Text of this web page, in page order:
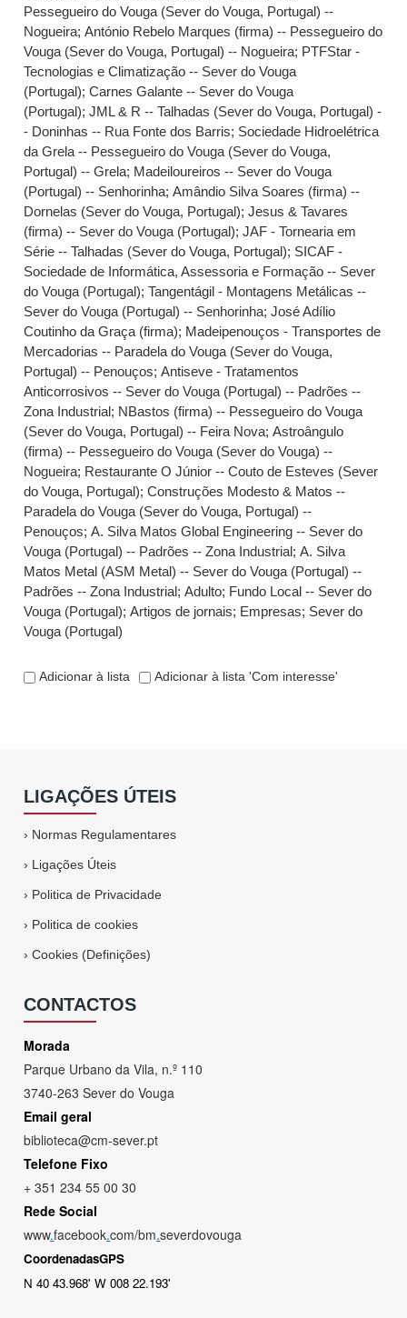
Pessegueiro do Vouga (Sever do Vouga, Portugal) --
Nogueira;António Rebelo Marques (firma) -- Pessegueiro do
Vouga (Sever do Vouga, Portugal) -- Nogueira; PTFStar -
Tecnologias e Climatização -- Sever do Vouga
(Portugal);Carnes Galante -- Sever do Vouga
(Portugal);JML & R -- Talhadas (Sever do Vouga, Portugal) -
- Doninhas -- Rua Fonte dos Barris; Sociedade Hidroelétrica
da Grela -- Pessegueiro do Vouga (Sever do Vouga,
Portugal) -- Grela; Madeiloureiros -- Sever do Vouga
(Portugal) -- Senhorinha;Amândio Silva Soares (firma) --
Dornelas (Sever do Vouga, Portugal);Jesus & Tavares
(firma) -- Sever do Vouga (Portugal);JAF - Tornearia em
Série -- Talhadas (Sever do Vouga, Portugal); SICAF -
Sociedade de Informática, Assessoria e Formação -- Sever
do Vouga (Portugal);Tangentágil - Montagens Metálicas --
Sever do Vouga (Portugal) -- Senhorinha;José Adílio
Coutinho da Graça (firma); Madeipenouços - Transportes de
Mercadorias -- Paradela do Vouga (Sever do Vouga,
Portugal) -- Penouços;Antiseve - Tratamentos
Anticorrosivos -- Sever do Vouga (Portugal) -- Padrões --
Zona Industrial; NBastos (firma) -- Pessegueiro do Vouga
(Sever do Vouga, Portugal) -- Feira Nova;Astroângulo
(firma) -- Pessegueiro do Vouga (Sever do Vouga) --
Nogueira; Restaurante O Júnior -- Couto de Esteves (Sever
do Vouga, Portugal);Construções Modesto & Matos --
Paradela do Vouga (Sever do Vouga, Portugal) --
Penouços;A. Silva Matos Global Engineering -- Sever do
Vouga (Portugal) -- Padrões -- Zona Industrial;A. Silva
Matos Metal (ASM Metal) -- Sever do Vouga (Portugal) --
Padrões -- Zona Industrial;Adulto; Fundo Local -- Sever do
Vouga (Portugal);Artigos de jornais; Empresas; Sever do
Vouga (Portugal)
Adicionar à lista Adicionar à lista 'Com interesse'
LIGAÇÕES ÚTEIS
› Normas Regulamentares
› Ligações Úteis
› Politica de Privacidade
› Politica de cookies
›Cookies (Definições)
CONTACTOS
Morada
Parque Urbano da Vila, n.º 110
3740-263 Sever do Vouga
Email geral
biblioteca@cm-sever.pt
Telefone Fixo
+ 351 234 55 00 30
Rede Social
www.facebook.com/bm.severdovouga
CoordenadasGPS
N 40 43.968' W 008 22.193'